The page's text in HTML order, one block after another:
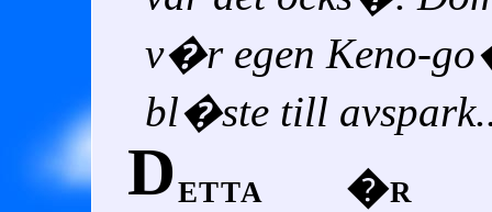
v�r egen Keno-
bl�ste till
Detta �r